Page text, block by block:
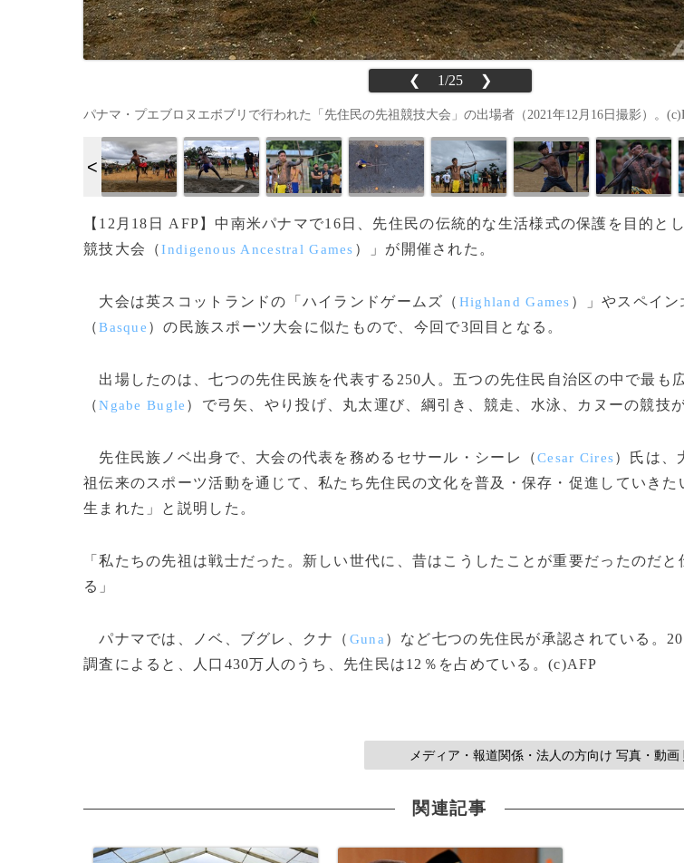
❮ 1/25 ❯
パナマ・プエブロヌエボブリで行われた「先住民の先祖競技大会」の出場者（2021年12月16日撮影）。
【12月18日 AFP】中南米パナマで16日、先住民の伝統的な生活様式の保護を目的と
競技大会（Indigenous Ancestral Games ）」が開催された。
大会は英スコットランドの「ハイランドゲームズ（ Highland Games ）」やスペイン
（Basque ）の民族スポーツ大会に似たもので、今回で3回目となる。
出場したのは、七つの先住民族を代表する250人。五つの先住民自治区の中で最も
（Ngabe Bugle ）で弓矢、やり投げ、丸太運び、綱引き、競走、水泳、カヌーの競技
先住民族ノベ出身で、大会の代表を務めるセサール・シーレ（Cesar Cires）氏は、
祖伝来のスポーツ活動を通じて、私たち先住民の文化を普及・保存・促進していきた
生まれた」と説明した。
「私たちの先祖は戦士だった。新しい世代に、昔はこうしたことが重要だったのだと
る」
パナマでは、ノベ、ブグレ、クナ（ Guna ）など七つの先住民が承認されている。
調査によると、人口430万人のうち、先住民は12％を占めている。(c)AFP
メディア・報道関係・法人の方向け 写真・動
関連記事